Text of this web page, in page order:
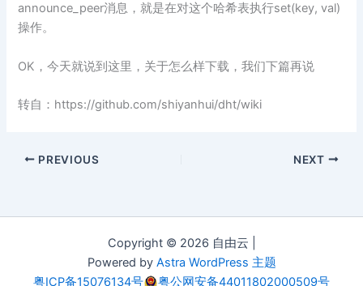
announce_peer消息，就是在对这个哈希表执行set(key, val)
操作。
OK，今天就说到这里，关于怎么样下载，我们下篇再说
转自：https://github.com/shiyanhui/dht/wiki
PREVIOUS NEXT
Copyright © 2026 自由云 |
Powered by Astra WordPress 主题
粤ICP备15076134号
粤公网安备44011802000509号